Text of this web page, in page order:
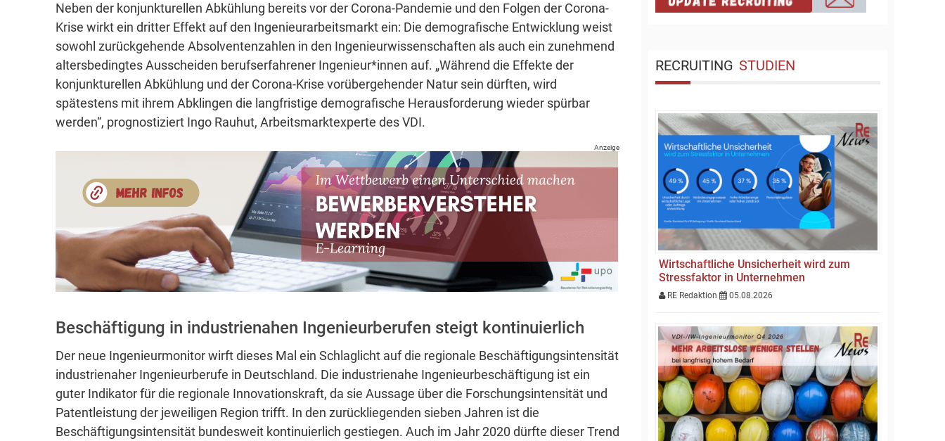
Neben der konjunkturellen Abkühlung bereits vor der Corona-Pandemie und den Folgen der Corona-
Krise wirkt ein dritter Effekt auf den Ingenieurarbeitsmarkt ein: Die demografische Entwicklung weist
sowohl zurückgehende Absolventenzahlen in den Ingenieurwissenschaften als auch ein zunehmend
altersbedingtes Ausscheiden berufserfahrener Ingenieur*innen auf. „Während die Effekte der
konjunkturellen Abkühlung und der Corona-Krise vorübergehender Natur sein dürften, wird
spätestens mit ihrem Abklingen die langfristige demografische Herausforderung wieder spürbar
werden“, prognostiziert Ingo Rauhut, Arbeitsmarktexperte des VDI.
Anzeige
Beschäftigung in industrienahen Ingenieurberufen steigt kontinuierlich
Der neue Ingenieurmonitor wirft dieses Mal ein Schlaglicht auf die regionale Beschäftigungsintensität
industrienaher Ingenieurberufe in Deutschland. Die industrienahe Ingenieurbeschäftigung ist ein
guter Indikator für die regionale Innovationskraft, da sie Aussage über die Forschungsintensität und
Patentleistung der jeweiligen Region trifft. In den zurückliegenden sieben Jahren ist die
Beschäftigungsintensität bundesweit kontinuierlich gestiegen. Auch im Jahr 2020 dürfte dieser Trend
RECRUITING STUDIEN
Wirtschaftliche Unsicherheit wird zum
Stressfaktor in Unternehmen
RE Redaktion 05.08.2026